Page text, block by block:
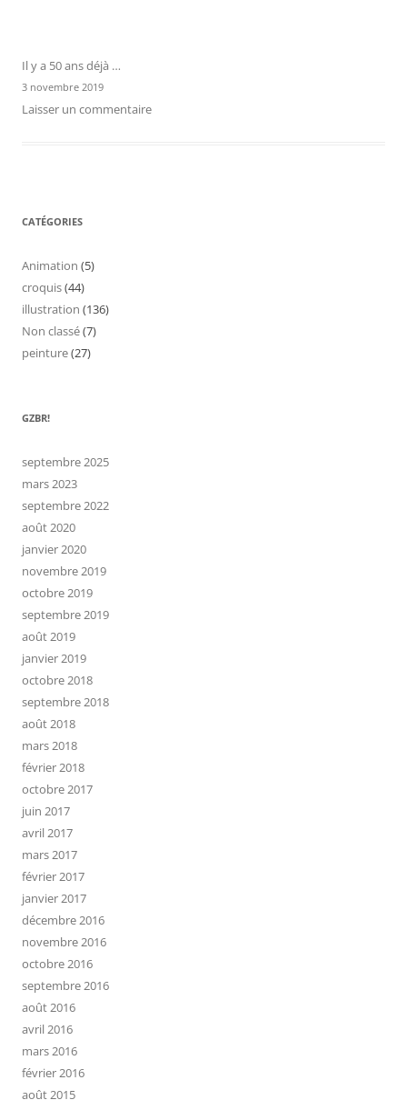
Il y a 50 ans déjà …
3 novembre 2019
Laisser un commentaire
CATÉGORIES
Animation (5)
croquis(44)
illustration (136)
Non classé(7)
peinture(27)
GZBR!
septembre 2025
mars 2023
septembre 2022
août 2020
janvier 2020
novembre 2019
octobre 2019
septembre 2019
août 2019
janvier 2019
octobre 2018
septembre 2018
août 2018
mars 2018
février 2018
octobre 2017
juin 2017
avril 2017
mars 2017
février 2017
janvier 2017
décembre 2016
novembre 2016
octobre 2016
septembre 2016
août 2016
avril 2016
mars 2016
février 2016
août 2015